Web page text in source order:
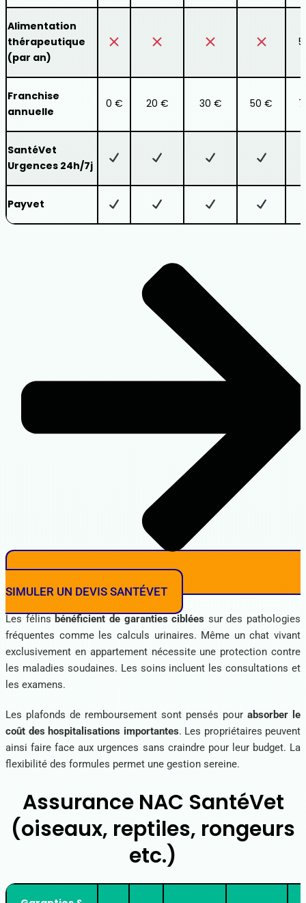
Alimentation
thérapeutique
(par an)
Franchise
annuelle
0 € 20 € 30 € 50 €
SantéVet
Urgences 24h/7j
Payvet
SIMULER UN DEVIS SANTÉVET
Les félins bénéficient de garanties ciblées sur des pathologies
fréquentes comme les calculs urinaires. Même un chat vivant
exclusivement en appartement nécessite une protection contre
les maladies soudaines. Les soins incluent les consultations et
les examens.
Les plafonds de remboursement sont pensés pour absorber le
coût des hospitalisations importantes. Les propriétaires peuvent
ainsi faire face aux urgences sans craindre pour leur budget. La
flexibilité des formules permet une gestion sereine.
Assurance NAC SantéVet
(oiseaux, reptiles, rongeurs
etc.)